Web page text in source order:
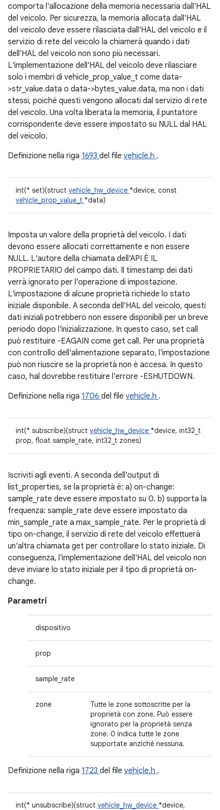
comporta l'allocazione della memoria necessaria dall'HAL
del veicolo. Per sicurezza, la memoria allocata dall'HAL
del veicolo deve essere rilasciata dall'HAL del veicolo e il
servizio di rete del veicolo la chiamerà quando i dati
dell'HAL del veicolo non sono più necessari.
L'implementazione dell'HAL del veicolo deve rilasciare
solo i membri di vehicle_prop_value_t come data-
>str_value.data o data->bytes_value.data, ma non i dati
stessi, poiché questi vengono allocati dal servizio di rete
del veicolo. Una volta liberata la memoria, il puntatore
corrispondente deve essere impostato su NULL dal HAL
del veicolo.
Definizione nella riga 1693 del file vehicle.h .
int(* set)(struct vehicle_hw_device *device, const
vehicle_prop_value_t *data)
Imposta un valore della proprietà del veicolo. I dati
devono essere allocati correttamente e non essere
NULL. L'autore della chiamata dell'API È IL
PROPRIETARIO del campo dati. Il timestamp dei dati
verrà ignorato per l'operazione di impostazione.
L'impostazione di alcune proprietà richiede lo stato
iniziale disponibile. A seconda dell'HAL del veicolo, questi
dati iniziali potrebbero non essere disponibili per un breve
periodo dopo l'inizializzazione. In questo caso, set call
può restituire -EAGAIN come get call. Per una proprietà
con controllo dell'alimentazione separato, l'impostazione
può non riuscire se la proprietà non è accesa. In questo
caso, hal dovrebbe restituire l'errore -ESHUTDOWN.
Definizione nella riga 1706 del file vehicle.h .
int(* subscribe)(struct vehicle_hw_device *device, int32_t
prop, float sample_rate, int32_t zones)
Iscriviti agli eventi. A seconda dell'output di
list_properties, se la proprietà è: a) on-change:
sample_rate deve essere impostato su 0. b) supporta la
frequenza: sample_rate deve essere impostato da
min_sample_rate a max_sample_rate. Per le proprietà di
tipo on-change, il servizio di rete del veicolo effettuerà
un'altra chiamata get per controllare lo stato iniziale. Di
conseguenza, l'implementazione dell'HAL del veicolo non
deve inviare lo stato iniziale per il tipo di proprietà on-
change.
Parametri
dispositivo
prop
sample_rate
zone
Tutte le zone sottoscritte per la
proprietà con zone. Può essere
ignorato per la proprietà senza
zone. 0 indica tutte le zone
supportate anziché nessuna.
Definizione nella riga 1723 del file vehicle.h .
int(* unsubscribe)(struct vehicle_hw_device *device,